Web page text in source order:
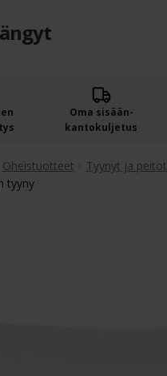
ostajan opas
Oma sisään­
kantokuljetus
Oheistuotteet Tyynyt ja peitot
tyyny